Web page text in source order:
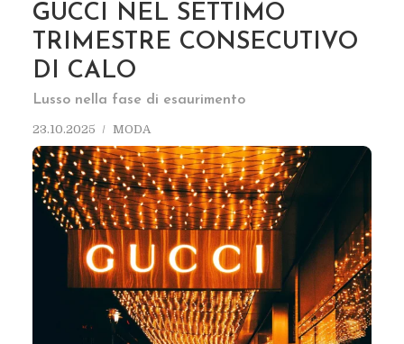
GUCCI NEL SETTIMO
TRIMESTRE CONSECUTIVO
DI CALO
Lusso nella fase di esaurimento
23.10.2025 MODA